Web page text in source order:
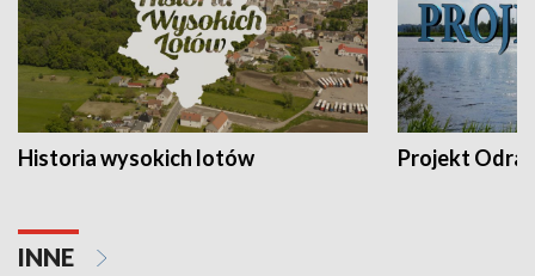
Historia wysokich lotów Projekt Odra
INNE